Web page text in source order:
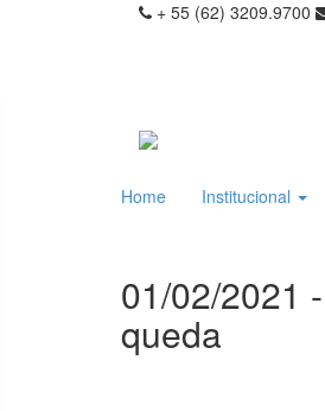
+ 55 (62) 3209.9700
Home Institucional
01/02/2021
queda